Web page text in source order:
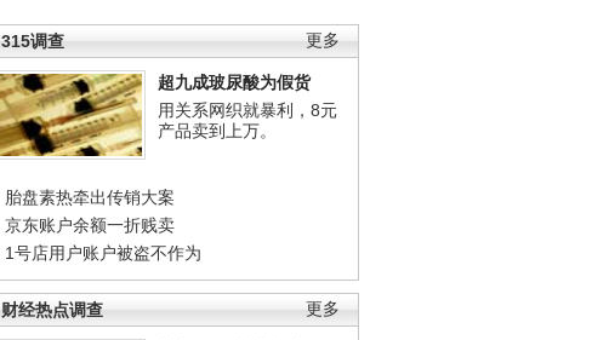
更多
315调查
超九成玻尿酸为假货
用关系网织就暴利，8元
产品卖到上万。
胎盘素热牵出传销大案
京东账户余额一折贱卖
1号店用户账户被盗不作为
更多
财经热点调查